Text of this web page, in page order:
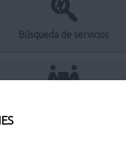
Búsqueda de servicios